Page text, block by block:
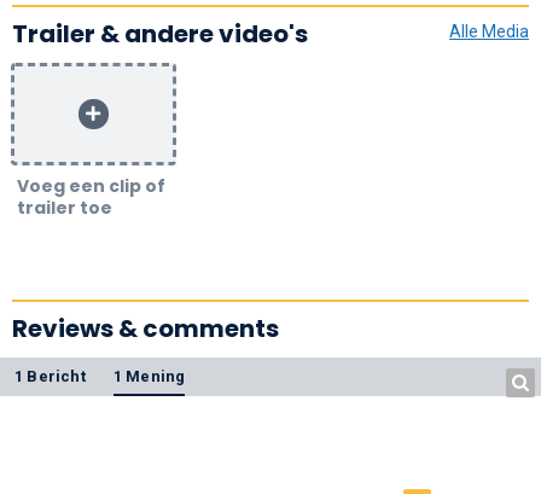
Trailer & andere video's Alle Media
Voeg een clip of
trailer toe
Reviews & comments
1 Bericht 1 Mening